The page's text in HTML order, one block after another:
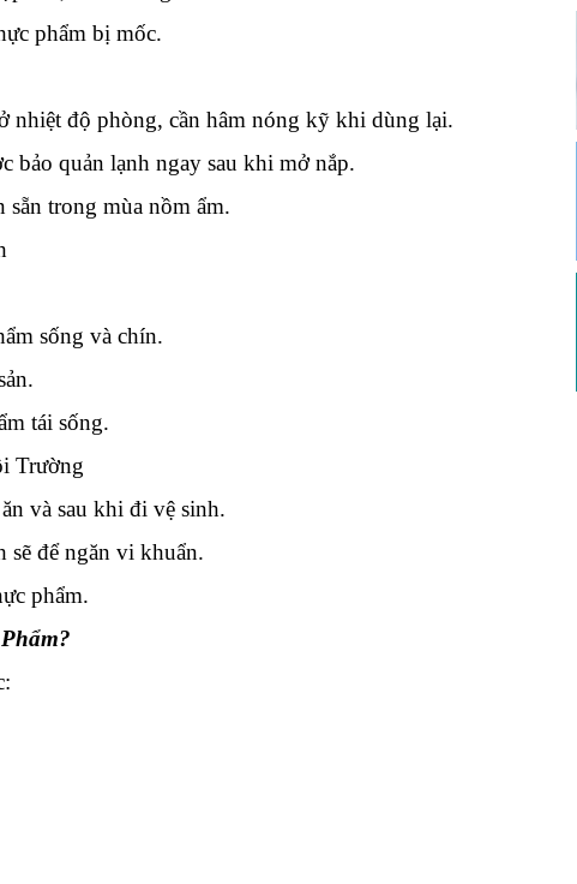
phẩm bị mốc.
nhiệt độ phòng, cần hâm nóng kỹ khi dùng lại.
bảo quản lạnh ngay sau khi mở nắp.
sẵn trong mùa nồm ẩm.
sống và chín.
tái sống.
Trường
và sau khi đi vệ sinh.
sẽ để ngăn vi khuẩn.
phẩm.